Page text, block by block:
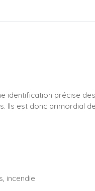
précise
Ils est donc primordial
incendie